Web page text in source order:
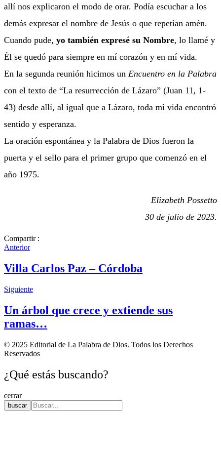
allí nos explicaron el modo de orar. Podía escuchar a los
demás expresar el nombre de Jesús o que repetían amén.
Cuando pude, yo también expresé su Nombre, lo llamé y
Él se quedó para siempre en mí corazón y en mí vida.
En la segunda reunión hicimos un Encuentro en la Palabra
con el texto de “La resurrección de Lázaro” (Juan 11, 1-
43) desde allí, al igual que a Lázaro, toda mí vida encontró
sentido y esperanza.
La oración espontánea y la Palabra de Dios fueron la
puerta y el sello para el primer grupo que comenzó en el
año 1975.
Elizabeth Possetto
30 de julio de 2023.
Compartir :
Anterior
Villa Carlos Paz – Córdoba
Siguiente
Un árbol que crece y extiende sus
ramas…
© 2025 Editorial de La Palabra de Dios. Todos los Derechos
Reservados
¿Qué estás buscando?
cerrar
buscar